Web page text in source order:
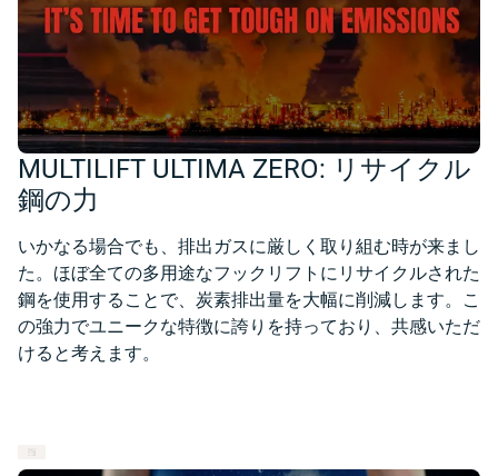
MULTILIFT ULTIMA ZERO: リサイクル
鋼の力
いかなる場合でも、排出ガスに厳しく取り組む時が来まし
た。ほぼ全ての多用途なフックリフトにリサイクルされた
鋼を使用することで、炭素排出量を大幅に削減します。こ
の強力でユニークな特徴に誇りを持っており、共感いただ
けると考えます。